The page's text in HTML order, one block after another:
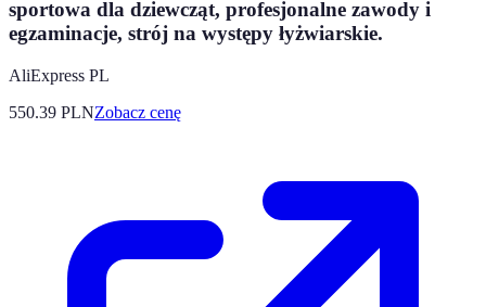
sportowa dla dziewcząt, profesjonalne zawody i
egzaminacje, strój na występy łyżwiarskie.
AliExpress PL
550.39 PLNZobacz cenę